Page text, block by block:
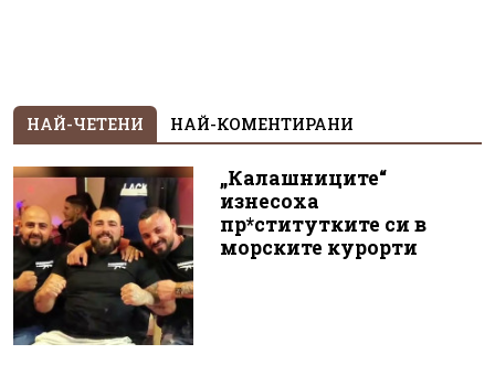
НАЙ-ЧЕТЕНИ НАЙ-КОМЕНТИРАНИ
„Калашниците“
изнесоха
пр*ститутките си в
морските курорти